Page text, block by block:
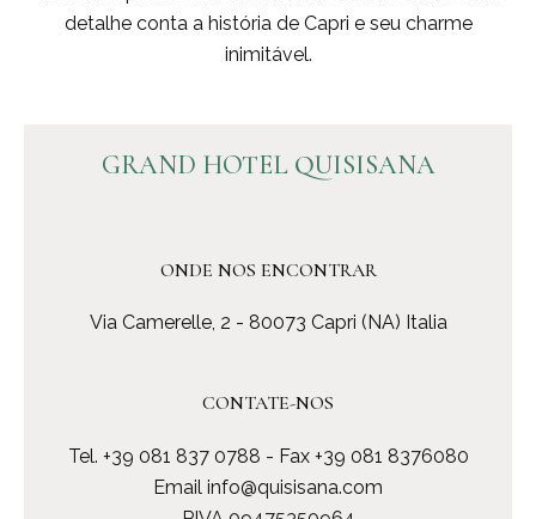
detalhe conta a história de Capri e seu charme
inimitável.
GRAND HOTEL QUISISANA
ONDE NOS ENCONTRAR
Via Camerelle, 2 - 80073 Capri (NA) Italia
CONTATE-NOS
Tel. +39 081 837 0788 - Fax +39 081 8376080
Email info@quisisana.com